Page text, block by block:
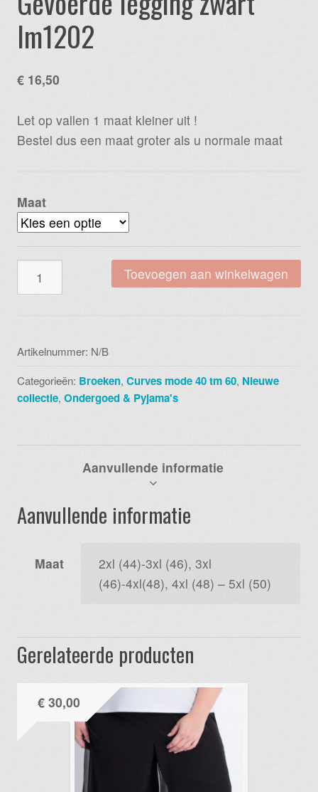
lm1202
€ 16,50
Let op vallen 1 maat kleiner uit !
Bestel dus een maat groter als u normale maat
Maat
legging
aantal
Toevoegen aan winkelwagen
Artikelnummer: N/B
Categorieën: Broeken,Curves mode 40 tm 60, Nieuwe
collectie,Ondergoed & Pyjama's
Aanvullende informatie
Aanvullende informatie
Maat
2xl (44)-3xl (46), 3xl
(46)-4xl(48), 4xl (48) – 5xl (50)
Gerelateerde producten
€30,00